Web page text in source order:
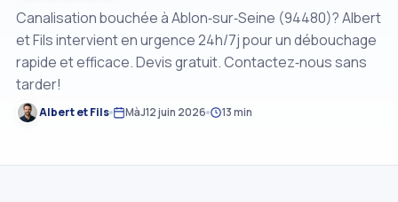
Canalisation bouchée à Ablon‑sur‑Seine (94480)? Albert
et Fils intervient en urgence 24h/7j pour un débouchage
rapide et efficace. Devis gratuit. Contactez‑nous sans
tarder!
Albert et Fils MàJ12 juin 2026 13 min